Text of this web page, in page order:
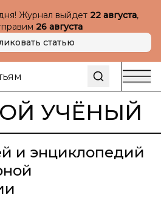
Журнал выйдет 22 августа,
26 августа
статью
УЧЁНЫЙ
и энциклопедий